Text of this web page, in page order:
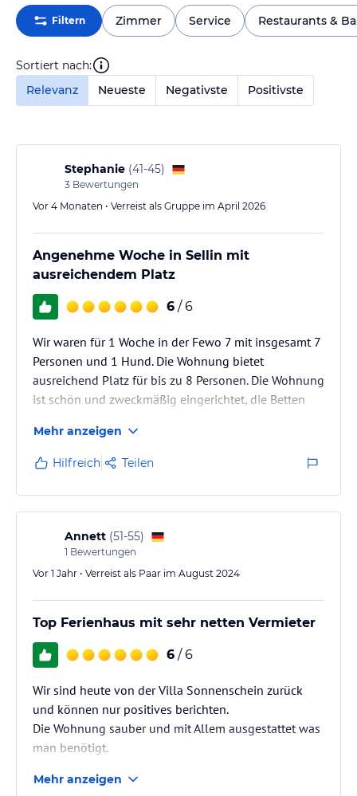
Filtern Zimmer Service Restaurants &
Sortiert nach:
Relevanz
Neueste Negativste Positivste
Stephanie (41-45)
3 Bewertungen
Vor 4 Monaten • Verreist als Gruppe im April 2026
Angenehme Woche in Sellin mit
ausreichendem Platz
6 / 6
Wir waren für 1 Woche in der Fewo 7 mit insgesamt 7
Personen und 1 Hund. Die Wohnung bietet
ausreichend Platz für bis zu 8 Personen. Die Wohnung
ist schön und zweckmäßig eingerichtet, die Betten
ausgestattet. Dank großer Schränke und 2
Kommoden ist auch genügend Platz für unsere
Sachen gewesen. Der Kontakt mit dem Vermieter war
prima, freundlich und schnelle Antworten. Unsere
Anreise war perfekt vorbereitet. Infos zur
Schlüsselübergabe hingen an der Eingangstür,…
Mehr anzeigen
Hilfreich Teilen
Annett (51-55)
1 Bewertungen
Vor 1 Jahr • Verreist als Paar im August 2024
Top Ferienhaus mit sehr netten Vermieter
6 / 6
Wir sind heute von der Villa Sonnenschein zurück
und können nur positives berichten.
Die Wohnung sauber und mit Allem ausgestattet was
man benötigt.
zu empfehlen.
Mehr anzeigen